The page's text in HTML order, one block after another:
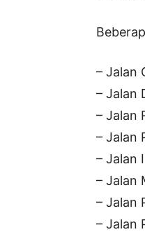
– Jalan
– Jalan
– Jalan
– Jalan
– Jalan
– Jalan
– Jalan
– Jalan